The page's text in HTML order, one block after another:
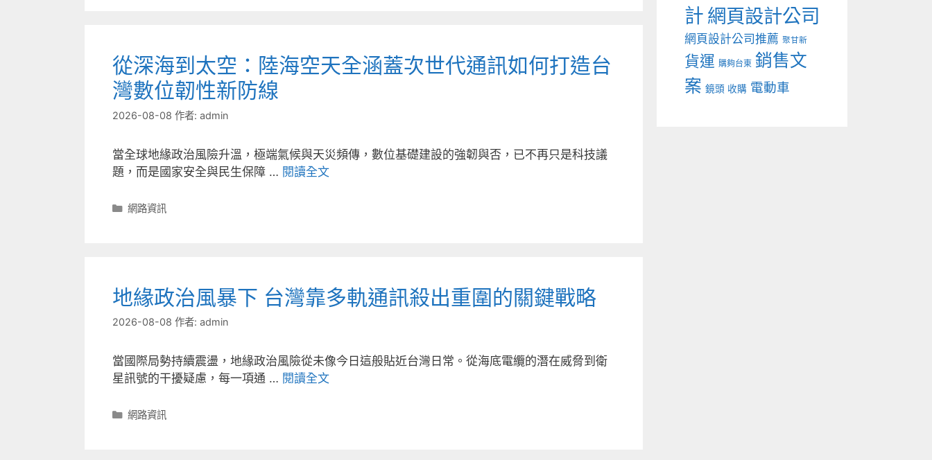
從深海到太空：陸海空天全涵蓋次世代通訊如何打造台
灣數位韌性新防線
2026-08-08 作者: admin
當全球地緣政治風險升溫，極端氣候與天災頻傳，數位基礎建設的強韌與否，已不再只是科技議
題，而是國家安全與民生保障 … 閱讀全文
分
網路資訊
地緣政治風暴下 台灣靠多軌通訊殺出重圍的關鍵戰略
2026-08-08 作者: admin
當國際局勢持續震盪，地緣政治風險從未像今日這般貼近台灣日常。從海底電纜的潛在威脅到衛
星訊號的干擾疑慮，每一項通 … 閱讀全文
分
網路資訊
計 網頁設計公司
網頁設計公司推薦 聚甘新
貨運 購夠台東 銷售文
案 鏡頭 收購 電動車